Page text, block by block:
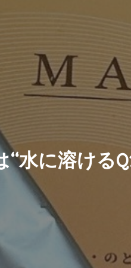
水に溶ける